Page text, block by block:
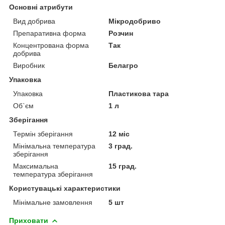
Основні атрибути
Вид добрива
Мікродобриво
Препаративна форма
Розчин
Концентрована форма
добрива
Так
Виробник
Белагро
Упаковка
Упаковка
Пластикова тара
Об`єм
1 л
Зберігання
Термін зберігання
12 міс
Мінімальна температура
зберігання
3 град.
Максимальна
температура зберігання
15 град.
Користувацькі характеристики
Мінімальне замовлення
5 шт
Приховати